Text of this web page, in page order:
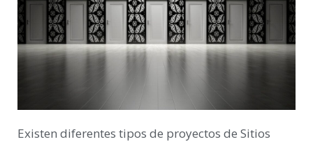
Existen diferentes tipos de proyectos de Sitios